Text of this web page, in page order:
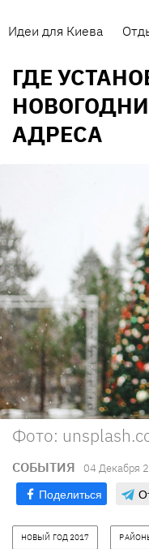
Идеи для Киева
ГДЕ
АДРЕСА
Фото:
СОБЫТИЯ 04 Декабря
Поделиться
НОВЫЙ ГОД 2017